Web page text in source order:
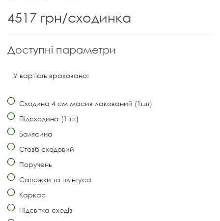
4517 грн/сходинка
Доступні параметри
У вартість враховано:
Сходина 4 см масив лакований (1шт)
Підсходина (1шт)
Балясина
Стовб сходовий
Поручень
Сапожки та плінтуса
Каркас
Підсвітка сходів